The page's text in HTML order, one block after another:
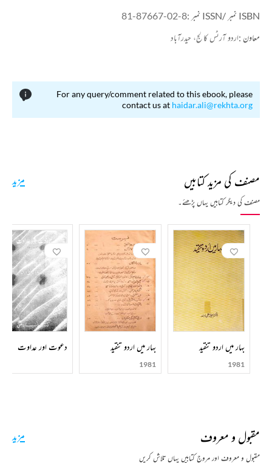
ISBN نمبر /ISSN نمبر :
81-87667-02-8
معاون :اردو آرٹس کالج، حیدرآباد
For any query/comment related to this ebook, please
contact us at haidar.ali@rekhta.org
مصنف کی مزید کتابیں
مصنف کی دیگر کتابیں یہاں پڑھئے۔
مزید
بہار میں اردو تنقید
1981
بہار میں اردو تنقید
1981
دعوت اور عداوت
مقبول و معروف
مقبول و معروف اور مروج کتابیں یہاں تلاش کریں
مزید